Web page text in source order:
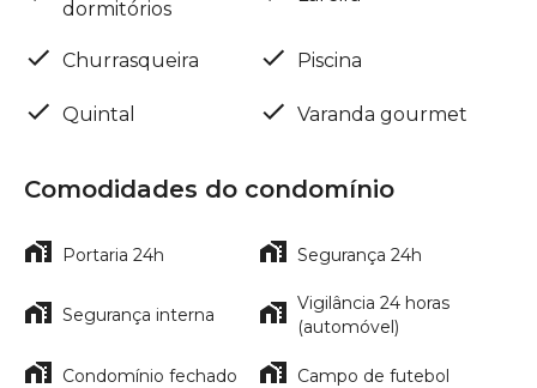
dormitórios
Churrasqueira Piscina
Quintal Varanda gourmet
Comodidades do condomínio
Portaria 24h Segurança 24h
Segurança interna
Vigilância 24 horas
(automóvel)
Condomínio fechado Campo de futebol